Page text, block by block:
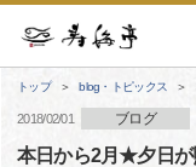
トップ blog・トピックス
2018/02/01 ブログ
本日から2月★夕日が